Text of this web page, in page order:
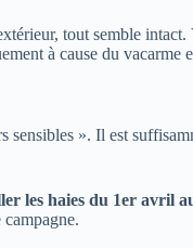
tout semble
à cause du vacarme
sensibles ». Il est
les haies du 1er avril